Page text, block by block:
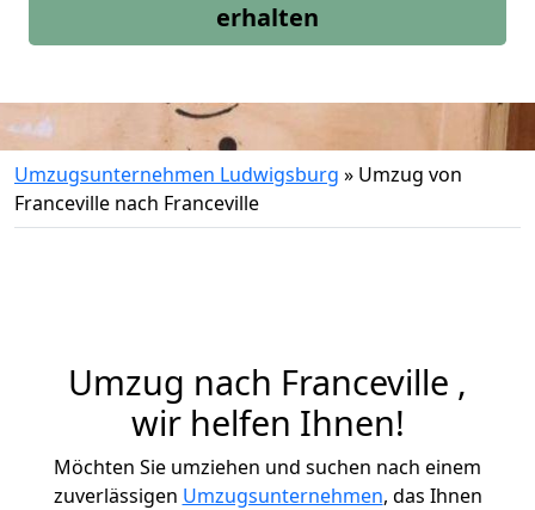
erhalten
Umzugsunternehmen Ludwigsburg » Umzug von
Franceville nach Franceville
Umzug nach Franceville ,
wir helfen Ihnen!
Möchten Sie umziehen und suchen nach einem
zuverlässigen Umzugsunternehmen, das Ihnen